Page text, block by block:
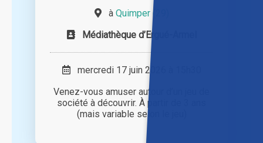
à Quimper (29)
Médiathèque d’Ergué-Armel
mercredi 17 juin 2026 à 15h30
Venez-vous amuser autour d’un jeu de
société à découvrir. À partir de 3 ans
(mais variable selon le jeu)